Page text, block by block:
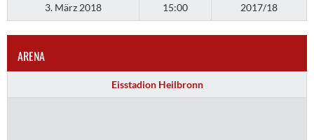
3. März 2018 15:00 2017/18
ARENA
Eisstadion Heilbronn